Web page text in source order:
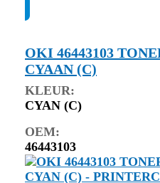
OKI 46443103
CYAAN (C)
KLEUR:
CYAN (C)
OEM:
46443103